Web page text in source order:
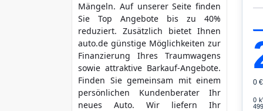
Mängeln. Auf unserer Seite finden
Sie Top Angebote bis zu 40%
reduziert. Zusätzlich bietet Ihnen
auto.de günstige Möglichkeiten zur
Finanzierung Ihres Traumwagens
sowie attraktive Barkauf-Angebote.
Finden Sie gemeinsam mit einem
persönlichen Kundenberater Ihr
neues Auto. Wir liefern Ihr
0
0